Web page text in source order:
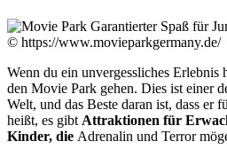
© https://www.movieparkgermany.de/
Wenn du ein unvergessliches Erlebnis
den Movie Park gehen. Dies ist einer
Welt, und das Beste daran ist, dass er
heißt, es gibt Attraktionen für
Kinder, die Adrenalin und Terror